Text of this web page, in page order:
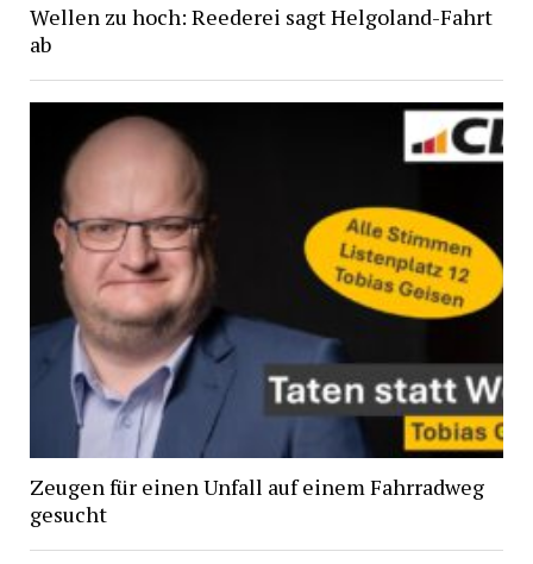
Wellen zu hoch: Reederei sagt Helgoland-Fahrt
ab
Zeugen für einen Unfall auf einem Fahrradweg
gesucht